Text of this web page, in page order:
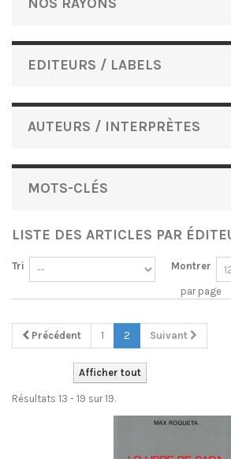
EDITEURS / LABELS
AUTEURS / INTERPRÈTES
MOTS-CLÉS
LISTE DES ARTICLES PAR
Tri Montrer
par page
Précédent 1 2 Suivant
Afficher tout
Résultats 13 - 19 sur 19.